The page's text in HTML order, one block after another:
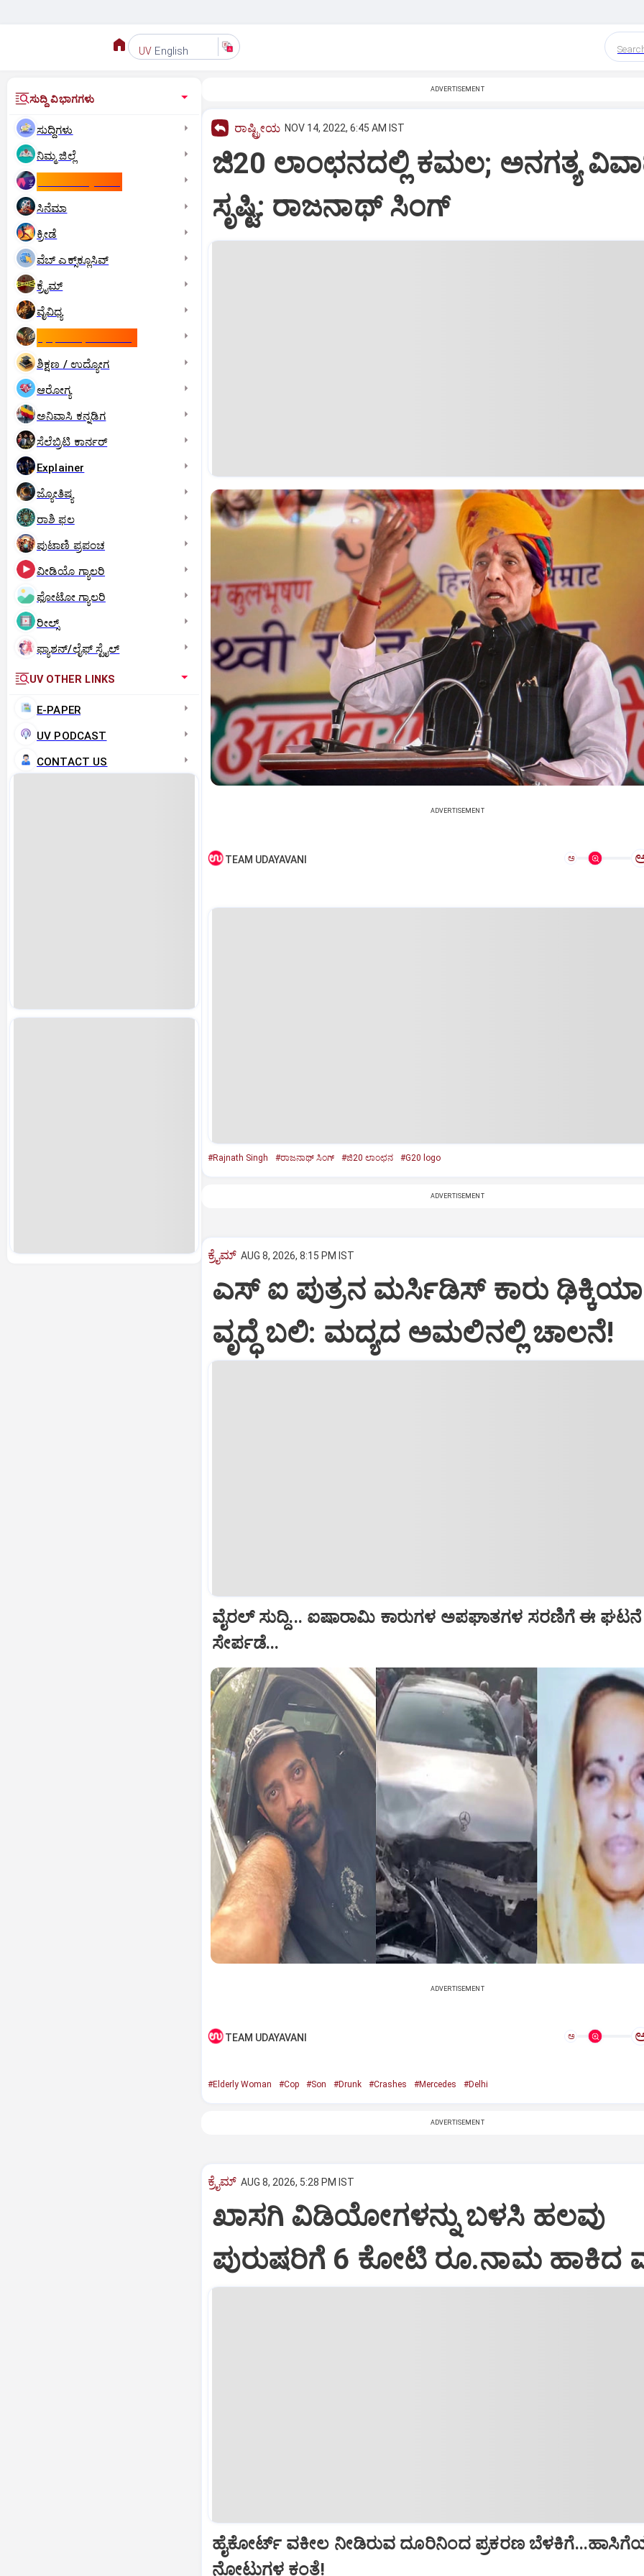
UV English
ಸುದ್ದಿ ವಿಭಾಗಗಳು
ಸುದ್ದಿಗಳು
ನಿಮ್ಮ ಜಿಲ್ಲೆ
ಸಿನೆಮಾ
ಕ್ರೀಡೆ
ವೆಬ್ ಎಕ್ಸ್‌ಕ್ಲೂಸಿವ್
ಕ್ರೈಮ್
ವೈವಿಧ್ಯ
ಶಿಕ್ಷಣ / ಉದ್ಯೋಗ
ಆರೋಗ್ಯ
ಅನಿವಾಸಿ ಕನ್ನಡಿಗ
ಸೆಲೆಬ್ರಿಟಿ ಕಾರ್ನರ್‌
Explainer
ಜ್ಯೋತಿಷ್ಯ
ರಾಶಿ ಫಲ
ಪುಟಾಣಿ ಪ್ರಪಂಚ
ವೀಡಿಯೊ ಗ್ಯಾಲರಿ
ಫೋಟೋ ಗ್ಯಾಲರಿ
ರೀಲ್ಸ್
ಫ್ಯಾಶನ್/ಲೈಫ್‌ ಸ್ಟೈಲ್
UV OTHER LINKS
E-PAPER
UV PODCAST
CONTACT US
ADVERTISEMENT
ರಾಷ್ಟ್ರೀಯ NOV 14, 2022, 6:45 AM IST
ಜಿ20 ಲಾಂಛನದಲ್ಲಿ ಕಮಲ; ಅನಗತ್ಯ
ಸೃಷ್ಟಿ: ರಾಜನಾಥ್‌ ಸಿಂಗ್‌
ADVERTISEMENT
TEAM UDAYAVANI ಅ
#Rajnath Singh #ರಾಜನಾಥ್‌ ಸಿಂಗ್‌ #ಜಿ20 ಲಾಂಛನ #G20 logo
ADVERTISEMENT
ಕ್ರೈಮ್ AUG 8, 2026, 8:15 PM IST
ಎಸ್ ಐ ಪುತ್ರನ ಮರ್ಸಿಡಿಸ್‌ ಕಾರು
ವೃದ್ಧೆ ಬಲಿ: ಮದ್ಯದ ಅಮಲಿನಲ್ಲಿ ಚಾಲನೆ!
ವೈರಲ್ ಸುದ್ದಿ... ಐಷಾರಾಮಿ ಕಾರುಗಳ ಅಪಘಾತಗಳ ಸರಣಿಗೆ ಈ ಘಟನೆ
ಸೇರ್ಪಡೆ...
ADVERTISEMENT
TEAM UDAYAVANI ಅ
#Elderly Woman #Cop #Son #Drunk #Crashes #Mercedes #Delhi
ADVERTISEMENT
ಕ್ರೈಮ್ AUG 8, 2026, 5:28 PM IST
ಖಾಸಗಿ ವಿಡಿಯೋಗಳನ್ನು ಬಳಸಿ ಹಲವು
ಪುರುಷರಿಗೆ 6 ಕೋಟಿ ರೂ.ನಾಮ
ಹೈಕೋರ್ಟ್‌ ವಕೀಲ ನೀಡಿರುವ ದೂರಿನಿಂದ ಪ್ರಕರಣ
ನೋಟುಗಳ ಕಂತೆ!